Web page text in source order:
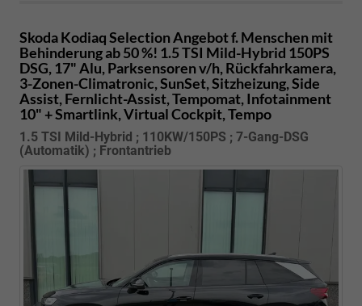
Skoda KodiaqSelection Angebot f. Menschen mit
Behinderung ab 50 %! 1.5 TSI Mild-Hybrid 150PS
DSG, 17" Alu, Parksensoren v/h, Rückfahrkamera,
3-Zonen-Climatronic, SunSet, Sitzheizung, Side
Assist, Fernlicht-Assist, Tempomat, Infotainment
10" + Smartlink, Virtual Cockpit, Tempo
1.5 TSI Mild-Hybrid ; 110KW/150PS ; 7-Gang-DSG
(Automatik) ; Frontantrieb